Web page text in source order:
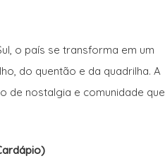
o país se transforma em um
do quentão e da quadrilha. A
de nostalgia e comunidade que